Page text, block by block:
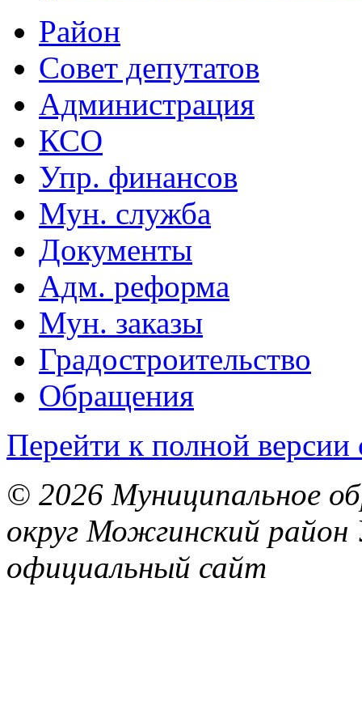
Район
Совет депутатов
Администрация
КСО
Упр. финансов
Мун. служба
Документы
Адм. реформа
Мун. заказы
Градостроительство
Обращения
Перейти к полной версии
© 2026 Муниципальное
округ Можгинский район
официальный сайт